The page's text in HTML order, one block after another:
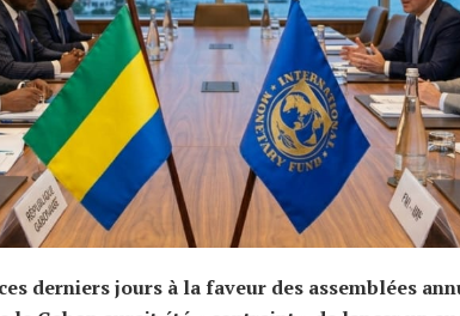
derniers jours à la faveur des assemblées